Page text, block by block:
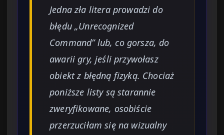
Jedna zła litera prowadzi do
błędu „Unrecognized
Command” lub, co gorsza, do
awarii gry, jeśli przywołasz
obiekt z błędną fizyką. Chociaż
poniższe listy są starannie
zweryfikowane, osobiście
przerzuciłam się na wizualny